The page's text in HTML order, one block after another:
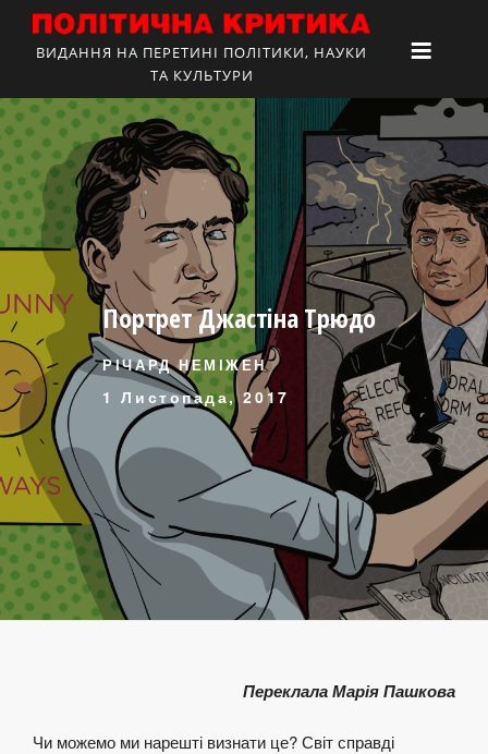
ВИДАННЯ НА ПЕРЕТИНІ ПОЛІТИКИ, НАУКИ
ТА КУЛЬТУРИ
Портрет Джастіна Трюдо
РІЧАРД НЕМІЖЕН
1 Листопада, 2017
Переклала Марія Пашкова
Чи можемо ми нарешті визнати це? Світ справді